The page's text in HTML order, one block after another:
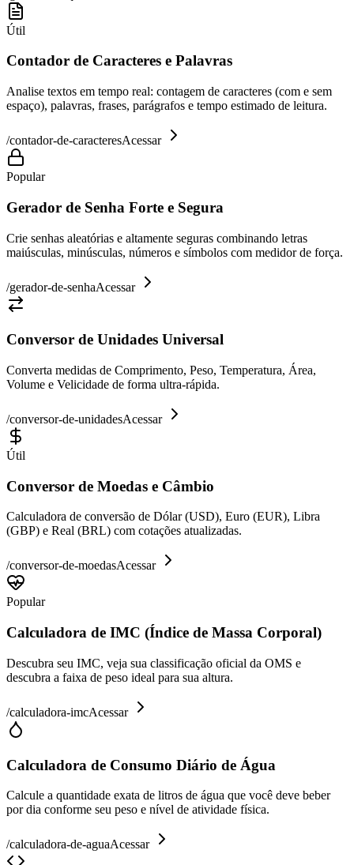
Útil
Contador de Caracteres e Palavras
Analise textos em tempo real: contagem de caracteres (com e sem
espaço), palavras, frases, parágrafos e tempo estimado de leitura.
/contador-de-caracteresAcessar
Popular
Gerador de Senha Forte e Segura
Crie senhas aleatórias e altamente seguras combinando letras
maiúsculas, minúsculas, números e símbolos com medidor de força.
/gerador-de-senhaAcessar
Conversor de Unidades Universal
Converta medidas de Comprimento, Peso, Temperatura, Área,
Volume e Velicidade de forma ultra-rápida.
/conversor-de-unidadesAcessar
Útil
Conversor de Moedas e Câmbio
Calculadora de conversão de Dólar (USD), Euro (EUR), Libra
(GBP) e Real (BRL) com cotações atualizadas.
/conversor-de-moedasAcessar
Popular
Calculadora de IMC (Índice de Massa Corporal)
Descubra seu IMC, veja sua classificação oficial da OMS e
descubra a faixa de peso ideal para sua altura.
/calculadora-imcAcessar
Calculadora de Consumo Diário de Água
Calcule a quantidade exata de litros de água que você deve beber
por dia conforme seu peso e nível de atividade física.
/calculadora-de-aguaAcessar